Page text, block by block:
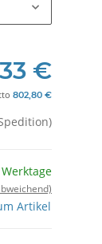
€
802,80 €
Artikel